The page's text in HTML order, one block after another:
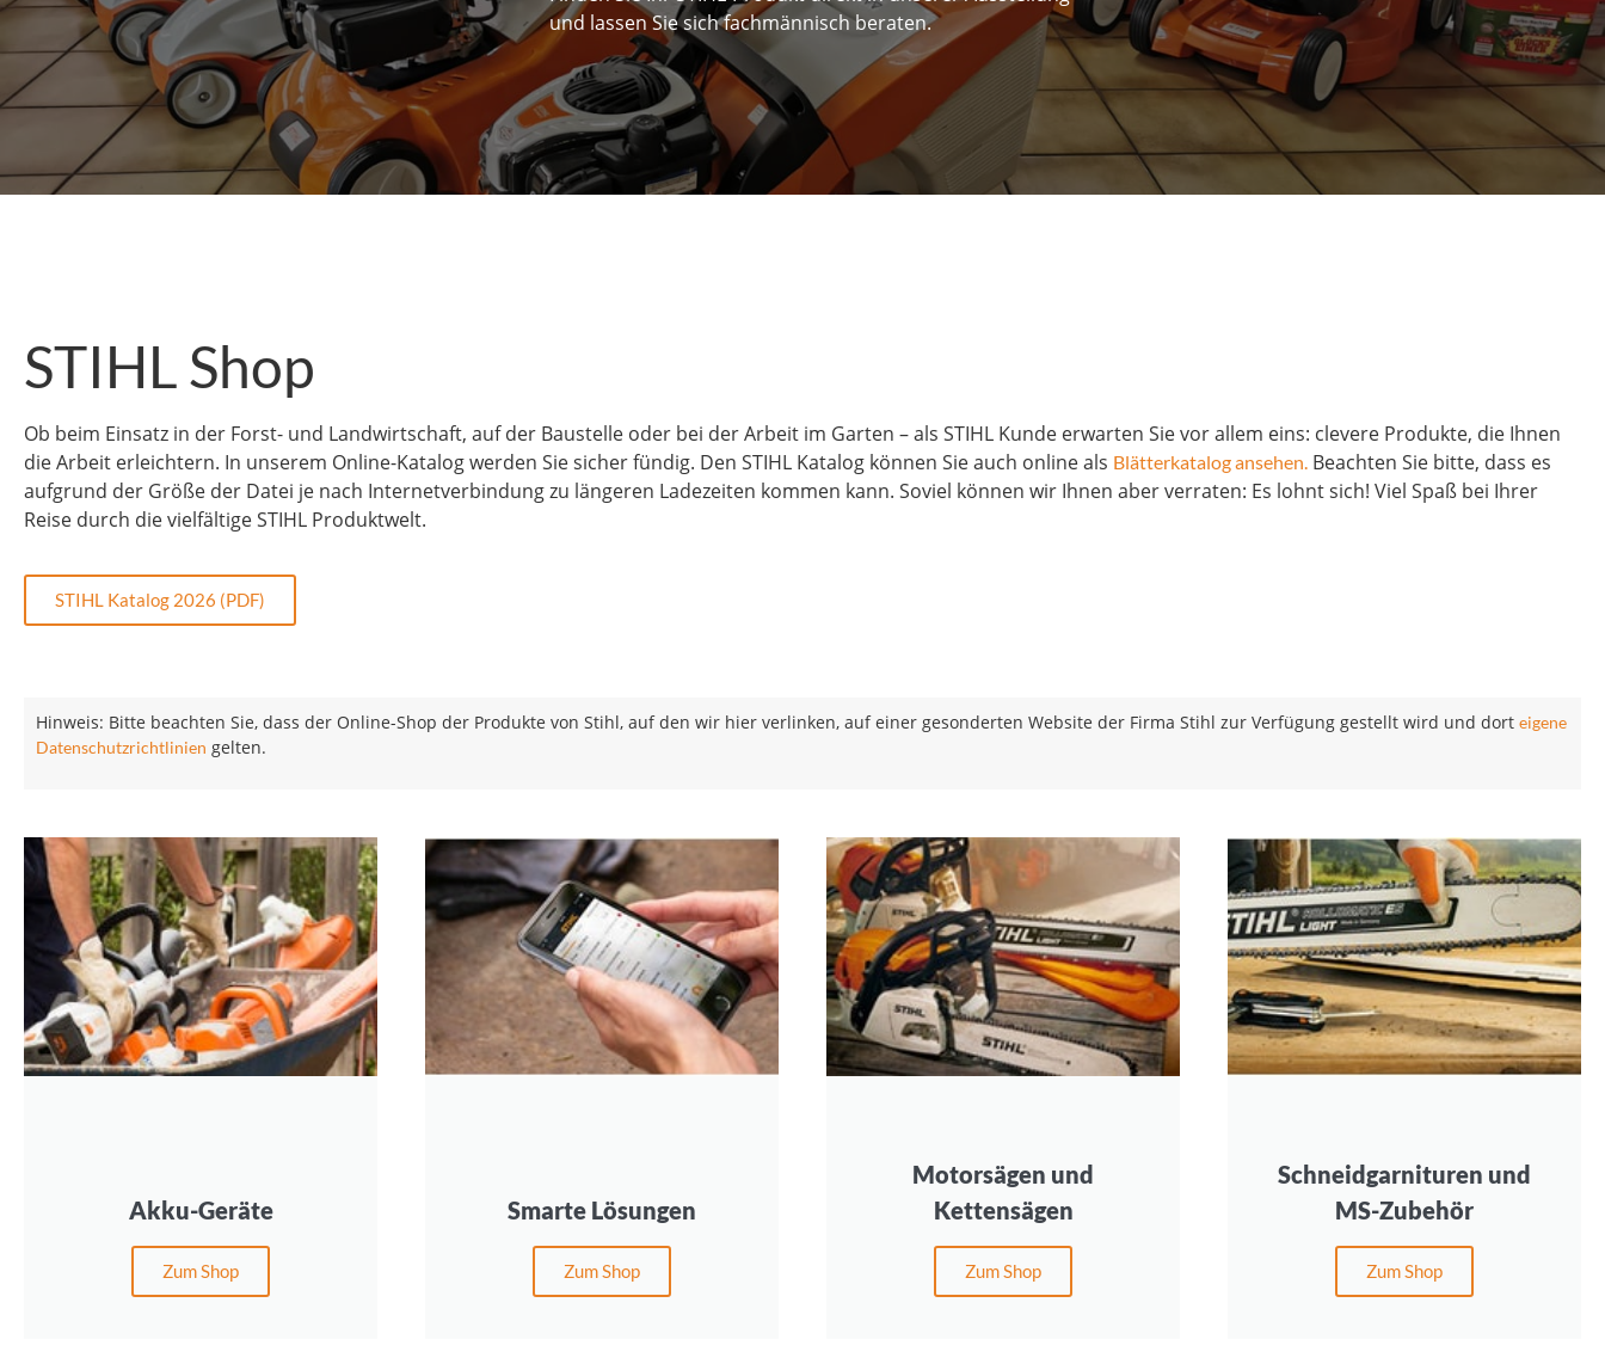
und lassen Sie sich fachmännisch beraten.
STIHL Shop
Ob beim Einsatz in der Forst- und Landwirtschaft, auf der Baustelle oder bei der Arbeit im Garten – als STIHL Kunde erwarten Sie vor allem eins: clevere Produkte, die Ihnen
die Arbeit erleichtern. In unserem Online-Katalog werden Sie sicher fündig. Den STIHL Katalog können Sie auch online als Blätterkatalog ansehen. Beachten Sie bitte, dass es
aufgrund der Größe der Datei je nach Internetverbindung zu längeren Ladezeiten kommen kann. Soviel können wir Ihnen aber verraten: Es lohnt sich! Viel Spaß bei Ihrer
Reise durch die vielfältige STIHL Produktwelt.
STIHL Katalog 2026 (PDF)
Hinweis: Bitte beachten Sie, dass der Online-Shop der Produkte von Stihl, auf den wir hier verlinken, auf einer gesonderten Website der Firma Stihl zur Verfügung gestellt wird und dort eigene
Datenschutzrichtlinien gelten.
Akku-Geräte
Zum Shop
Smarte Lösungen
Zum Shop
Motorsägen und
Kettensägen
Zum Shop
Schneidgarnituren und
MS-Zubehör
Zum Shop